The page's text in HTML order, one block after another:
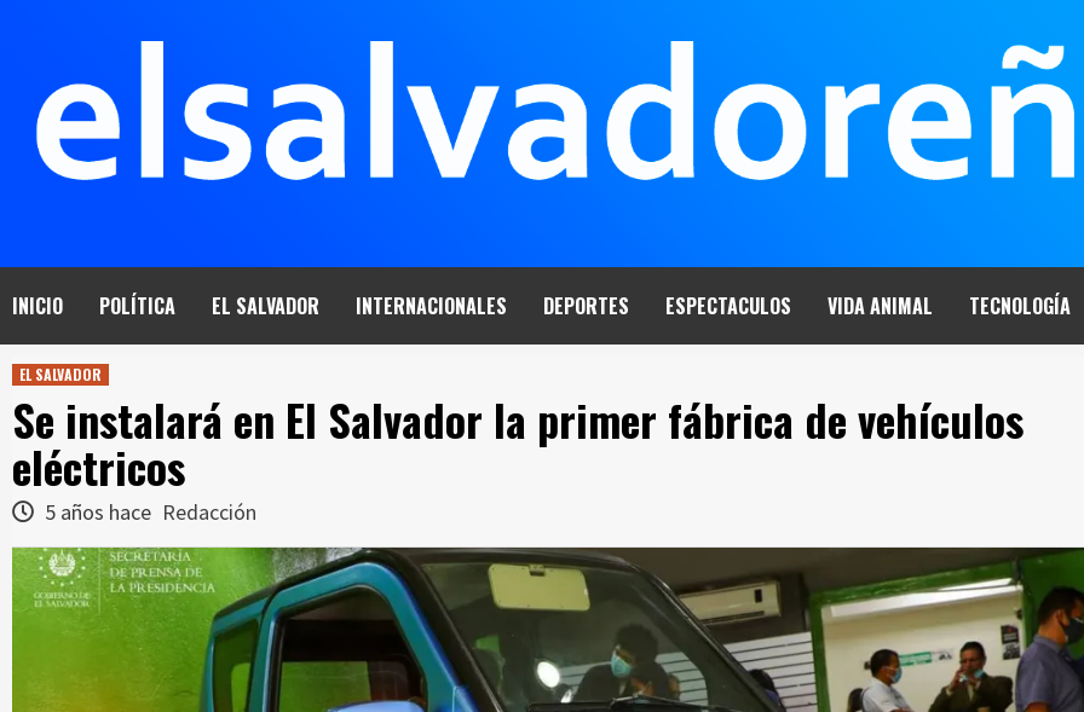
INICIO POLÍTICA EL SALVADOR INTERNACIONALES DEPORTES ESPECTACULOS VIDA ANIMAL TECNOLOGÍA
EL SALVADOR
Se instalará en El Salvador la primer fábrica de vehículos
eléctricos
5 años hace Redacción